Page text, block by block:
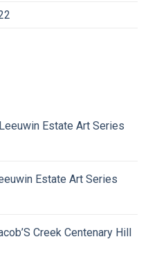
Estate Art Series
Estate Art Series
Creek Centenary Hill